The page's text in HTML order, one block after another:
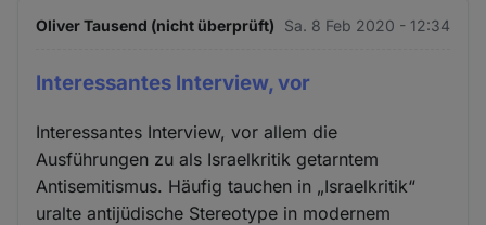
Oliver Tausend (nicht überprüft) Sa. 8 Feb 2020 - 12:34
Interessantes Interview, vor
Interessantes Interview, vor allem die
Ausführungen zu als Israelkritik getarntem
Antisemitismus. Häufig tauchen in „Israelkritik“
uralte antijüdische Stereotype in modernem